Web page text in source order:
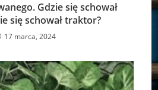
Gdzie się schował
się schował traktor?
17 marca, 2024